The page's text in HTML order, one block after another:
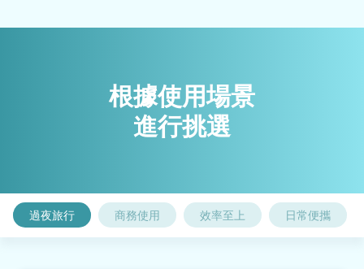
根據使用場景
進行挑選
過夜旅行 商務使用 效率至上 日常便攜